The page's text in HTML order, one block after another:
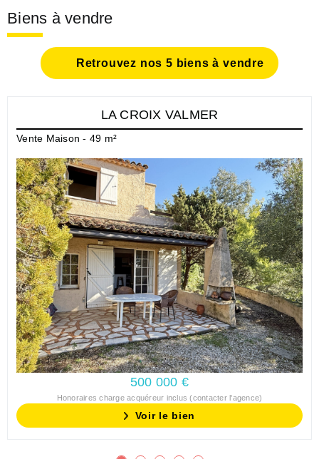
Biens à vendre
Retrouvez nos 5 biens à vendre
LA CROIX VALMER
Vente Maison - 49 m²
500 000 €
Honoraires charge acquéreur inclus (contacter l'agence)
Voir le bien